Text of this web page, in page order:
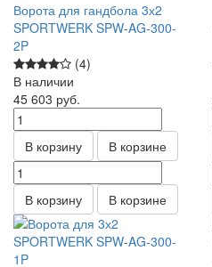
Ворота для гандбола 3х2
SPORTWERK SPW-AG-300-
2P
(4)
В наличии
45 603 руб.
В корзину В корзине
В корзину В корзине